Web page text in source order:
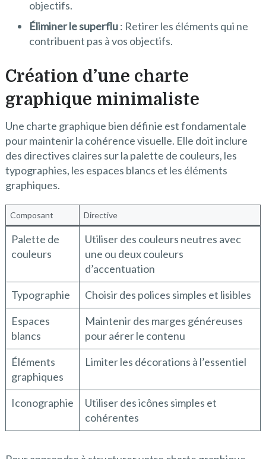
objectifs.
Éliminer le superflu: Retirer les éléments qui ne
contribuent pas à vos objectifs.
Création d’une charte
graphique minimaliste
Une charte graphique bien définie est fondamentale
pour maintenir la cohérence visuelle. Elle doit inclure
des directives claires sur la palette de couleurs, les
typographies, les espaces blancs et les éléments
graphiques.
Composant Directive
Palette de
couleurs
Utiliser des couleurs neutres avec
une ou deux couleurs
d’accentuation
Typographie
Choisir des polices simples et lisibles
Espaces
blancs
Maintenir des marges généreuses
pour aérer le contenu
Éléments
graphiques
Limiter les décorations à l’essentiel
Iconographie
Utiliser des icônes simples et
cohérentes